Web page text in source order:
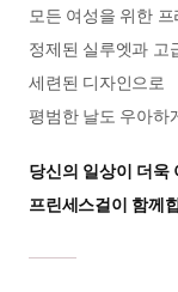
모든 여성을 위한
정제된 실루엣과 고
세련된 디자인으로
평범한 날도 우아하
당신의 일상이 더욱
프린세스걸이 함께